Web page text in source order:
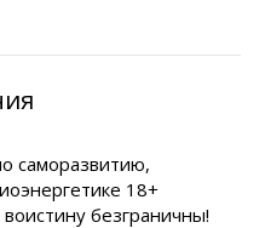
саморазвитию,
18+
безграничны!